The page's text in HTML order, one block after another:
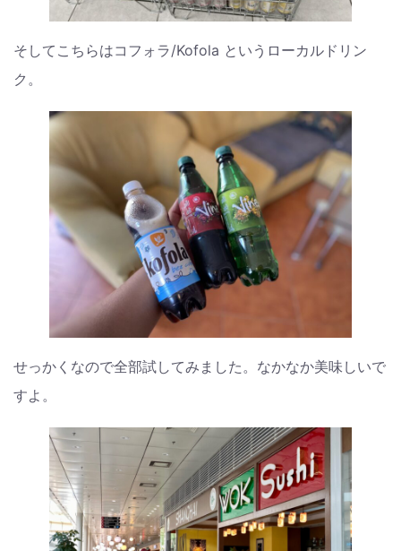
そしてこちらはコフォラ/Kofola というローカルドリン
ク。
せっかくなので全部試してみました。なかなか美味しいで
すよ。